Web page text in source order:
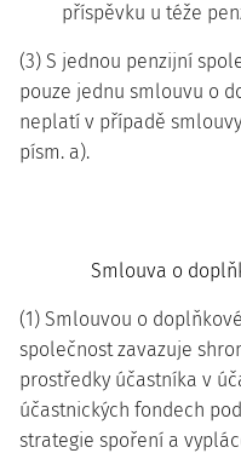
příspěvku u téže
(3) S jednou penzijní
pouze jednu smlouvu o
neplatí v případě
písm. a).
Smlouva o
(1) Smlouvou o
společnost zavazuje
prostředky účastníka v
účastnických fondech
strategie spoření a